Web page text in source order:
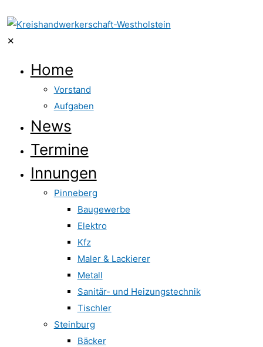
✕
Home
Vorstand
Aufgaben
News
Termine
Innungen
Pinneberg
Baugewerbe
Elektro
Kfz
Maler & Lackierer
Metall
Sanitär- und Heizungstechnik
Tischler
Steinburg
Bäcker